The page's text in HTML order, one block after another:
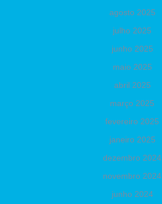
agosto 2025
julho 2025
junho 2025
maio 2025
abril 2025
março 2025
fevereiro 2025
janeiro 2025
dezembro 2024
novembro 2024
junho 2024